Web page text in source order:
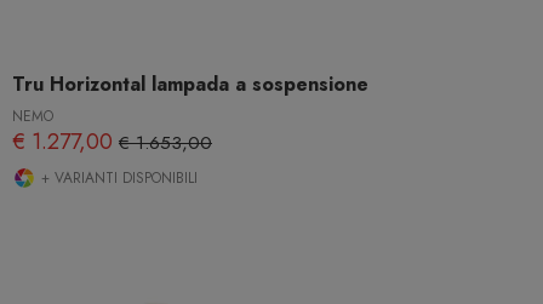
Tru Horizontal lampada a sospensione
NEMO
€ 1.277,00 € 1.653,00
+ VARIANTI DISPONIBILI